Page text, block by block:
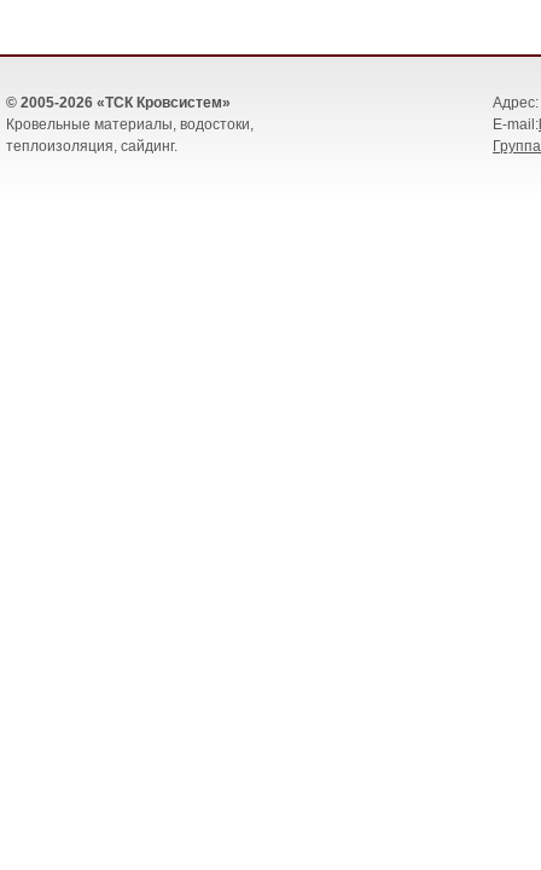
© 2005-2026 «ТСК Кровсистем»
Кровельные материалы, водостоки,
теплоизоляция, сайдинг.
Адрес:
E-mail: